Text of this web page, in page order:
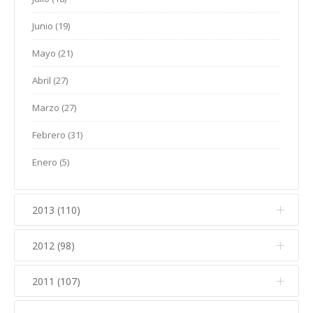
Febrero (16)
Enero (14)
Abril (14)
Marzo (11)
Febrero (16)
Enero (8)
Junio (19)
Mayo (21)
Abril (27)
Marzo (27)
Febrero (31)
Enero (5)
2013 (110)
Diciembre (21)
Noviembre (8)
Octubre (20)
2012 (98)
Diciembre (14)
2011 (107)